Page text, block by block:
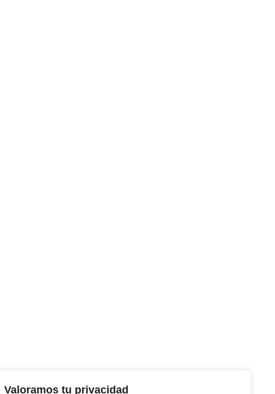
Valoramos tu privacidad